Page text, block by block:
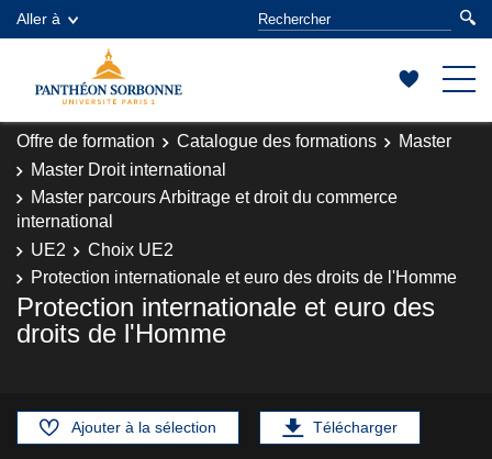
Aller à
Offre de formation Catalogue des formations
Master
Master Droit international
Master parcours Arbitrage et droit du commerce
international
UE2
Choix UE2
Protection internationale et euro des droits de l'Homme
Protection internationale et euro des
droits de l'Homme
Ajouter à la sélection Télécharger